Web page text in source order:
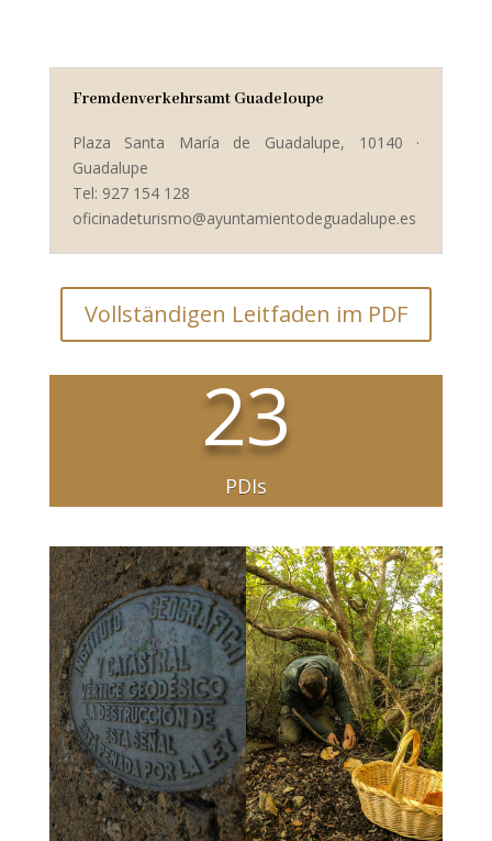
Fremdenverkehrsamt Guadeloupe
Plaza Santa María de Guadalupe, 10140 ·
Guadalupe
Tel: 927 154 128
oficinadeturismo@ayuntamientodeguadalupe.es
Vollständigen Leitfaden im PDF
23
PDIs